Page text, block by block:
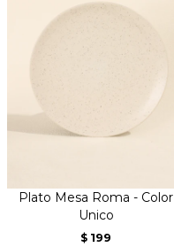
Plato Mesa Roma - Color
Unico
$ 199